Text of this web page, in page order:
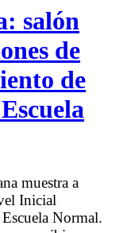
salón
de
de
muestra a
Inicial
Normal.